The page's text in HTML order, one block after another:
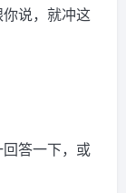
说，就冲这
答一下，或